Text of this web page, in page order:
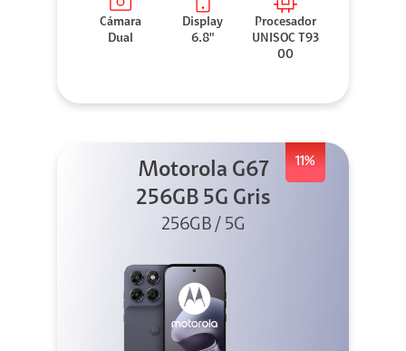
Cámara
Dual
Display
6.8"
Procesador
UNISOC T93
00
11%
Motorola G67
256GB 5G Gris
256GB / 5G